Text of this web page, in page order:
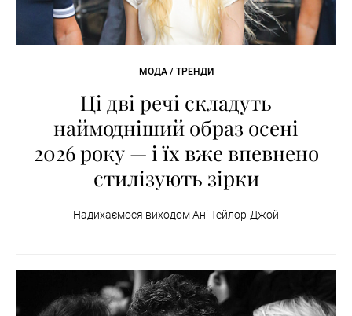
МОДА / ТРЕНДИ
Ці дві речі складуть
наймодніший образ осені
2026 року — і їх вже впевнено
стилізують зірки
Надихаємося виходом Ані Тейлор-Джой